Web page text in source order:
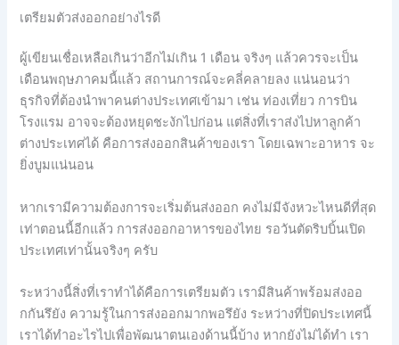
เตรียมตัวส่งออกอย่างไรดี
ผู้เขียนเชื่อเหลือเกินว่าอีกไม่เกิน 1 เดือน จริงๆ แล้วควรจะเป็น
เดือนพฤษภาคมนี้แล้ว สถานการณ์จะคลี่คลายลง แน่นอนว่า
ธุรกิจที่ต้องนำพาคนต่างประเทศเข้ามา เช่น ท่องเที่ยว การบิน
โรงแรม อาจจะต้องหยุดชะงักไปก่อน แต่สิ่งที่เราส่งไปหาลูกค้า
ต่างประเทศได้ คือการส่งออกสินค้าของเรา โดยเฉพาะอาหาร จะ
ยิ่งบูมแน่นอน
หากเรามีความต้องการจะเริ่มต้นส่งออก คงไม่มีจังหวะไหนดีที่สุด
เท่าตอนนี้อีกแล้ว การส่งออกอาหารของไทย รอวันตัดริบบิ้นเปิด
ประเทศเท่านั้นจริงๆ ครับ
ระหว่างนี้สิ่งที่เราทำได้คือการเตรียมตัว เรามีสินค้าพร้อมส่งออ
กกันรึยัง ความรู้ในการส่งออกมากพอรึยัง ระหว่างที่ปิดประเทศนี้
เราได้ทำอะไรไปเพื่อพัฒนาตนเองด้านนี้บ้าง หากยังไม่ได้ทำ เรา